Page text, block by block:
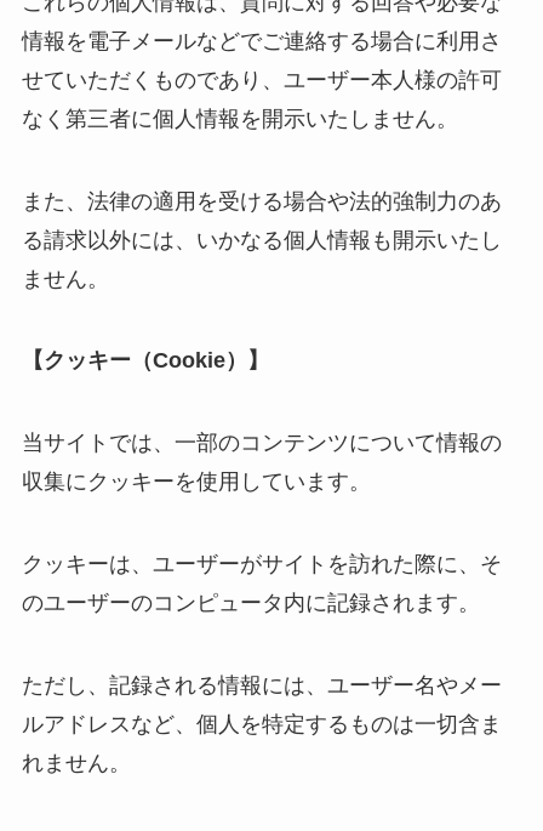
情報を電子メールなどでご連絡する場合に利用さ
せていただくものであり、ユーザー本人様の許可
なく第三者に個人情報を開示いたしません。
また、法律の適用を受ける場合や法的強制力のあ
る請求以外には、いかなる個人情報も開示いたし
ません。
【クッキー（Cookie）】
当サイトでは、一部のコンテンツについて情報の
収集にクッキーを使用しています。
クッキーは、ユーザーがサイトを訪れた際に、そ
のユーザーのコンピュータ内に記録されます。
ただし、記録される情報には、ユーザー名やメー
ルアドレスなど、個人を特定するものは一切含ま
れません。